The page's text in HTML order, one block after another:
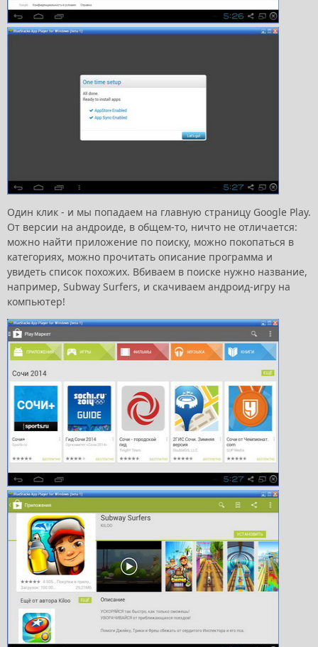
Один клик - и мы попадаем на главную страницу Google Play.
От версии на андроиде, в общем-то, ничто не отличается:
можно найти приложение по поиску, можно покопаться в
категориях, можно прочитать описание программа и
увидеть список похожих. Вбиваем в поиске нужно название,
например, Subway Surfers, и скачиваем андроид-игру на
компьютер!